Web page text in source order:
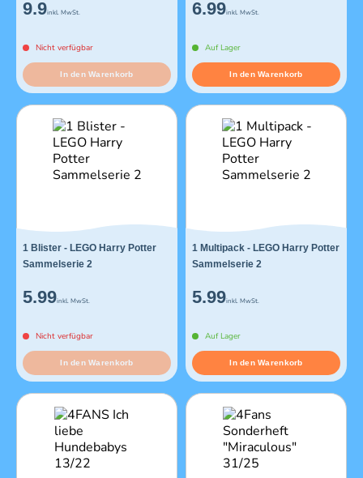
9.9inkl. MwSt.
Nicht verfügbar
In den Warenkorb
6.99inkl. MwSt.
Auf Lager
In den Warenkorb
1 Blister - LEGO Harry Potter
Sammelserie 2
5.99inkl. MwSt.
Nicht verfügbar
In den Warenkorb
1 Multipack - LEGO Harry Potter
Sammelserie 2
5.99inkl. MwSt.
Auf Lager
In den Warenkorb